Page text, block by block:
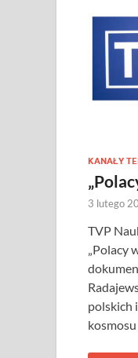
KANAŁY
3 lutego
TVP
„Polacy
polskich
kosmosu